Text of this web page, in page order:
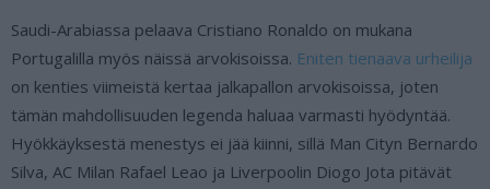
Saudi-Arabiassa pelaava Cristiano Ronaldo on mukana
Portugalilla myös näissä arvokisoissa. Eniten tienaava urheilija
on kenties viimeistä kertaa jalkapallon arvokisoissa, joten
tämän mahdollisuuden legenda haluaa varmasti hyödyntää.
Hyökkäyksestä menestys ei jää kiinni, sillä Man Cityn Bernardo
Silva, AC Milan Rafael Leao ja Liverpoolin Diogo Jota pitävät